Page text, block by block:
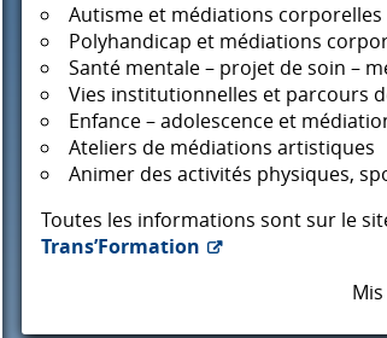
Autisme et médiations corporelles
Polyhandicap et médiations
Santé mentale – projet de soin –
Vies institutionnelles et parcours
Enfance – adolescence et
Ateliers de médiations artistiques
Animer des activités physiques,
Toutes les informations sont sur le
Trans’Formation